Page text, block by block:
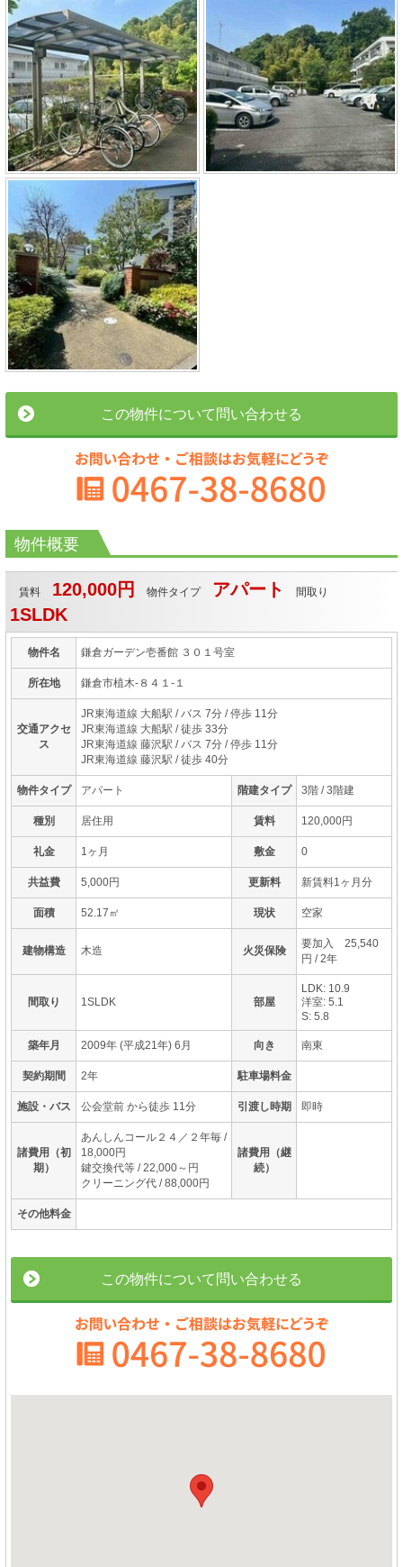
この物件について問い合わせる
物件概要
賃料 120,000円 物件タイプ アパート 間取り
1SLDK
物件名 鎌倉ガーデン壱番館 ３０１号室
所在地 鎌倉市植木-８４１-１
交通アクセ
ス
JR東海道線 大船駅 / バス 7分 / 停歩 11分
JR東海道線 大船駅 / 徒歩 33分
JR東海道線 藤沢駅 / バス 7分 / 停歩 11分
JR東海道線 藤沢駅 / 徒歩 40分
物件タイプ アパート 階建タイプ 3階 / 3階建
種別 居住用 賃料 120,000円
礼金 1ヶ月 敷金 0
共益費 5,000円 更新料 新賃料1ヶ月分
面積 52.17㎡ 現状 空家
建物構造 木造 火災保険
要加入 25,540
円 / 2年
間取り 1SLDK 部屋
LDK: 10.9
洋室: 5.1
S: 5.8
築年月 2009年 (平成21年) 6月 向き 南東
契約期間 2年 駐車場料金
施設・バス 公会堂前 から徒歩 11分 引渡し時期 即時
諸費用（初
期）
あんしんコール２４／２年毎 /
18,000円
鍵交換代等 / 22,000～円
クリーニング代 / 88,000円
諸費用（継
続）
その他料金
この物件について問い合わせる